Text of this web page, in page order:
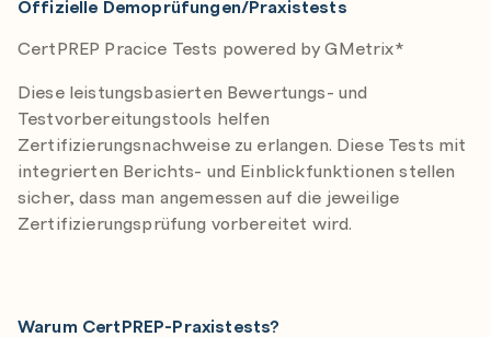
Offizielle Demoprüfungen/Praxistests
CertPREP Pracice Tests powered by GMetrix*
Diese leistungsbasierten Bewertungs- und
Testvorbereitungstools helfen
Zertifizierungsnachweise zu erlangen. Diese Tests mit
integrierten Berichts- und Einblickfunktionen stellen
sicher, dass man angemessen auf die jeweilige
Zertifizierungsprüfung vorbereitet wird.
Warum CertPREP-Praxistests?